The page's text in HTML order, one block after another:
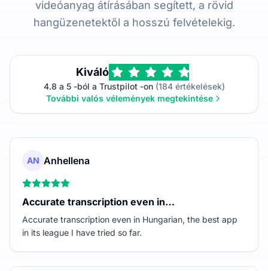
videóanyag átírásában segített, a rövid
hangüzenetektől a hosszú felvételekig.
Kiváló
4.8 a 5 -ból a Trustpilot -on(184 értékelések)
További valós vélemények megtekintése
AN Anhellena
Accurate transcription even in…
Accurate transcription even in Hungarian, the best app
in its league I have tried so far.